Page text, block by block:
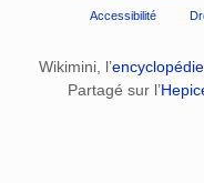
Accessibilité
Wikimini, l’
Partagé sur l’